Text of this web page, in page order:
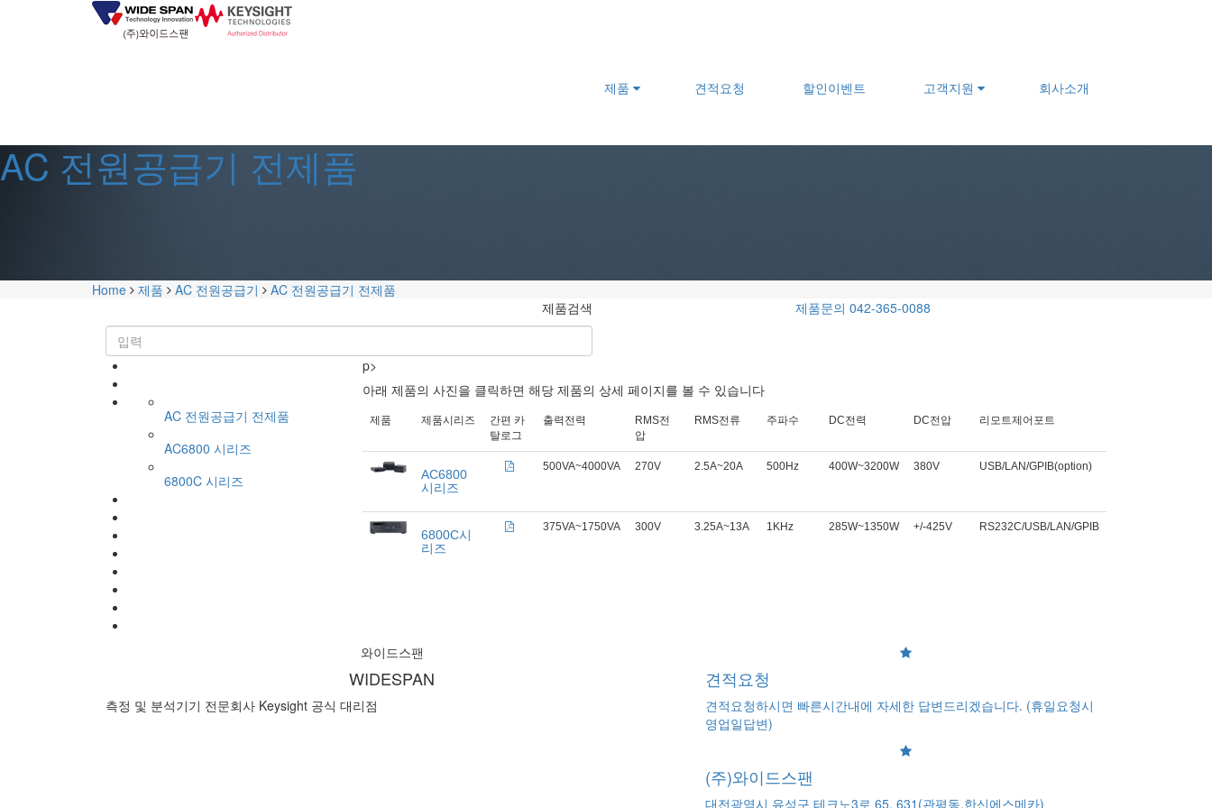
제품 견적요청 할인이벤트 고객지원 회사소개
AC 전원공급기 전제품
Home 제품 AC 전원공급기
AC 전원공급기 전제품
제품검색
제품문의 042-365-0088
AC 전원공급기 전제품
AC6800 시리즈
6800C 시리즈
p>
아래 제품의 사진을 클릭하면 해당 제품의 상세 페이지를 볼 수 있습니다
제품 제품시리즈
간편 카
탈로그
출력전력
RMS전
압
RMS전류 주파수 DC전력 DC전압 리모트제어포트
AC6800
시리즈
500VA~4000VA 270V 2.5A~20A 500Hz 400W~3200W 380V USB/LAN/GPIB(option)
6800C시
리즈
375VA~1750VA 300V 3.25A~13A 1KHz 285W~1350W +/-425V RS232C/USB/LAN/GPIB
와이드스팬
WIDESPAN
측정 및 분석기기 전문회사 Keysight 공식 대리점
견적요청
견적요청하시면 빠른시간내에 자세한 답변드리겠습니다. (휴일요청시
영업일답변)
(주)와이드스팬
대전광역시 유성구 테크노3로 65, 631(관평동,한신에스메카)